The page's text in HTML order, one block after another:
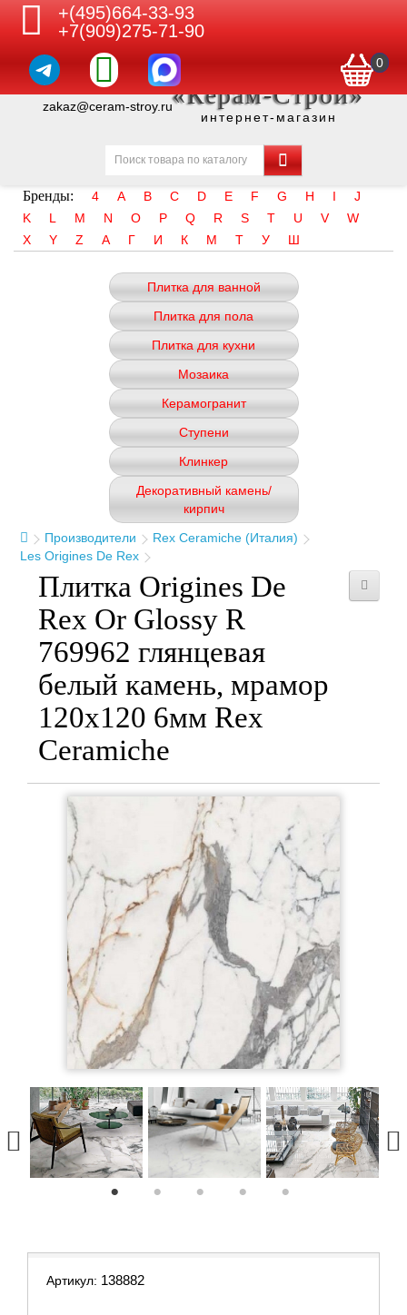
+(495)664-33-93
+7(909)275-71-90
0
zakaz@ceram-stroy.ru«Керам-Строй»
интернет-магазин
Бренды: 4 A B C D E F G H I
J
K
L M N O P Q R S T U V
W
X
Y Z А Г И К М Т У Ш
Плитка для ванной
Плитка для пола
Плитка для кухни
Мозаика
Керамогранит
Ступени
Клинкер
Декоративный камень/
кирпич
Производители
Rex Ceramiche (Италия)
Les Origines De Rex
Плитка Origines De
Rex Or Glossy R
769962 глянцевая
белый камень, мрамор
120x120 6мм Rex
Ceramiche
Артикул: 138882